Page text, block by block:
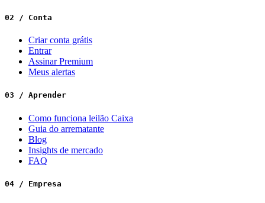
02 / Conta
Criar conta grátis
Entrar
Assinar Premium
Meus alertas
03 / Aprender
Como funciona leilão Caixa
Guia do arrematante
Blog
Insights de mercado
FAQ
04 / Empresa